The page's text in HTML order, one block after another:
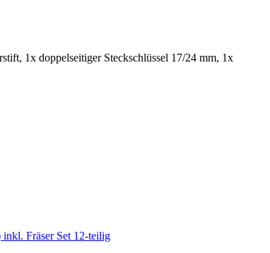
1x doppelseitiger Steckschlüssel 17/24 mm, 1x
Fräser Set 12-teilig